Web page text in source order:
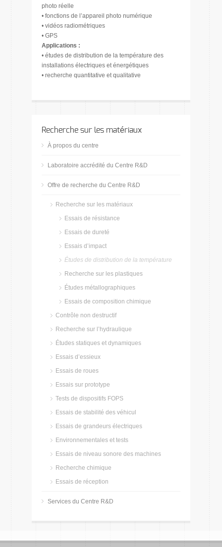
photo réelle
• fonctions de l’appareil photo numérique
• vidéos radiométriques
• GPS
Applications :
• études de distribution de la température des
installations électriques et énergétiques
• recherche quantitative et qualitative
Recherche sur les matériaux
À propos du centre
Laboratoire accrédité du Centre R&D
Offre de recherche du Centre R&D
Recherche sur les matériaux
Essais de résistance
Essais de dureté
Essais d’impact
Études de distribution de la température
Recherche sur les plastiques
Études métallographiques
Essais de composition chimique
Contrôle non destructif
Recherche sur l’hydraulique
Études statiques et dynamiques
Essais d’essieux
Essais de roues
Essais sur prototype
Tests de dispositifs FOPS
Essais de stabilité des véhicul
Essais de grandeurs électriques
Environnementales et tests
Essais de niveau sonore des machines
Recherche chimique
Essais de réception
Services du Centre R&D